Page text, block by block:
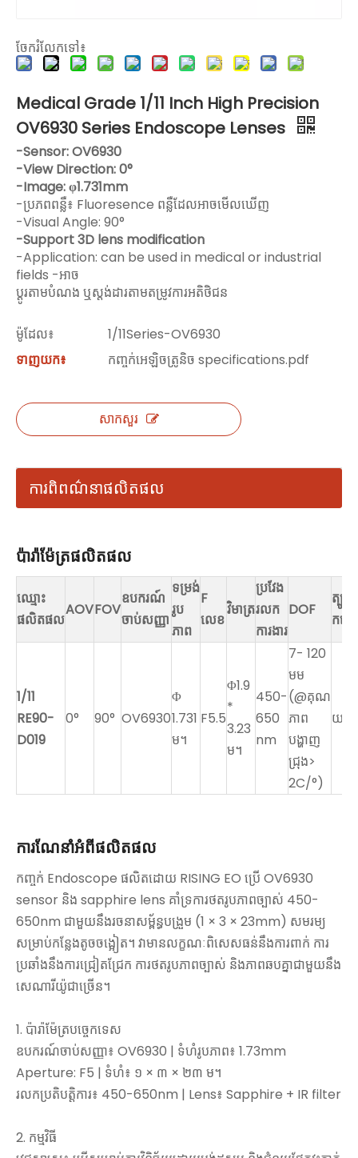
ចែករំលែកទៅ៖
Medical Grade 1/11 Inch High Precision
OV6930 Series Endoscope Lenses
-Sensor: OV6930
-View Direction: 0°
-Image: φ1.731mm
-ប្រភពពន្លឺ៖ Fluoresence ពន្លឺដែលអាចមើលឃើញ
-Visual Angle: 90°
-Support 3D lens modification
-Application: can be used in medical or industrial
fields -អាច
ប្ដូរតាមបំណង ឬស្តង់ដារតាមតម្រូវការអតិថិជន
ម៉ូដែល៖
1/11Series-OV6930
ទាញយក៖
កញ្ចក់អេឡិចត្រូនិច specifications.pdf
សាកសួរ
ការពិពណ៌នាផលិតផល
ប៉ារ៉ាម៉ែត្រផលិតផល
ឈ្មោះ
ផលិតផល
AOVFOV
ឧបករណ៍
ចាប់សញ្ញា
ទម្រង់
រូប
ភាព
F
លេខ
វិមាត្រ
ប្រវែង
រលក
ការងារ
DOF
ត្បូង
កណ្
1/11
RE90-
D019
0° 90° OV6930
Φ
1.731
ម។
F5.5
Φ1.9
*
3.23
ម។
450-
650
nm
7- 120
មម
(@គុណ
ភាព
បង្ហាញ
ជ្រុង>
2C/°)
យ
ការណែនាំអំពីផលិតផល
កញ្ចក់ Endoscope ផលិតដោយ RISING EO ប្រើ OV6930
sensor និង sapphire lens គាំទ្រការថតរូបភាពច្បាស់ 450-
650nm ជាមួយនឹងរចនាសម្ព័ន្ធបង្រួម (1 × 3 × 23mm) សមរម្យ
សម្រាប់កន្លែងតូចចង្អៀត។ វាមានលក្ខណៈពិសេសធន់នឹងការពាក់ ការ
ប្រឆាំងនឹងការជ្រៀតជ្រែក ការថតរូបភាពច្បាស់ និងភាពឆបគ្នាជាមួយនឹង
សេណារីយ៉ូជាច្រើន។
1. ប៉ារ៉ាម៉ែត្របច្ចេកទេស
ឧបករណ៍ចាប់សញ្ញា៖ OV6930 | ទំហំរូបភាព៖ 1.73mm
Aperture: F5 | ទំហំ៖ ១ × ៣ × ២៣ ម។
រលកប្រតិបត្តិការ៖ 450-650nm | Lens៖ Sapphire + IR filter
2. កម្មវិធី